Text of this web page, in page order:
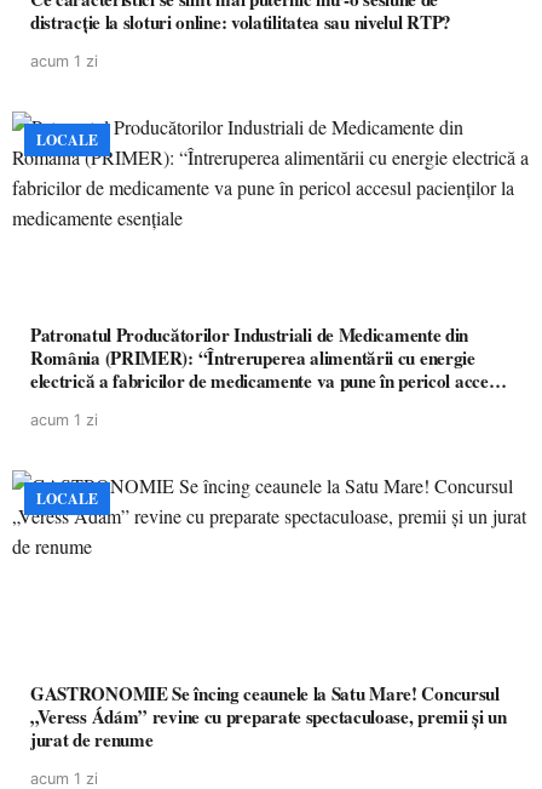
distracție la sloturi online: volatilitatea sau nivelul RTP?
acum 1 zi
LOCALE
Patronatul Producătorilor Industriali de Medicamente din
România (PRIMER): “Întreruperea alimentării cu energie
electrică a fabricilor de medicamente va pune în pericol accesul
acum 1 zi
LOCALE
GASTRONOMIE Se încing ceaunele la Satu Mare! Concursul
„Veress Ádám” revine cu preparate spectaculoase, premii și un
jurat de renume
acum 1 zi